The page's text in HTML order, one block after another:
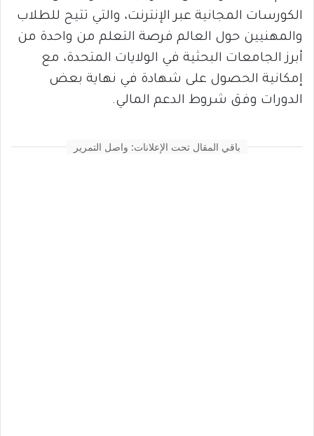
الكورسات المجانية عبر الإنترنت، والتي تتيح للطلاب
والمهنيين حول العالم فرصة التعلم من واحدة من
أبرز الجامعات البحثية في الولايات المتحدة، مع
إمكانية الحصول على شهادة في نهاية بعض
الدورات وفق شروط الدعم المالي.
باقي المقال تحت الإعلانات: واصل التمرير